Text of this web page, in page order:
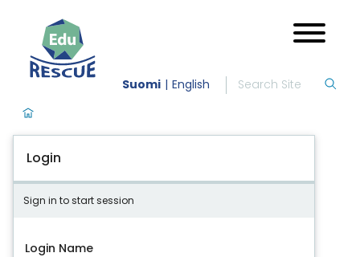
Suomi English
Login
Sign in to start session
Login Name